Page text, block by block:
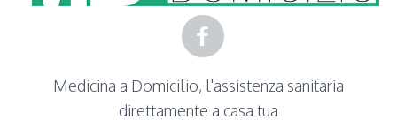
Medicina a Domicilio, l'assistenza sanitaria
direttamente a casa tua